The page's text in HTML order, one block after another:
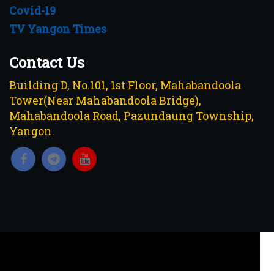
Covid-19
TV Yangon Times
Contact Us
Building D, No.101, 1st Floor, Mahabandoola
Tower(Near Mahabandoola Bridge),
Mahabandoola Road, Pazundaung Township,
Yangon.